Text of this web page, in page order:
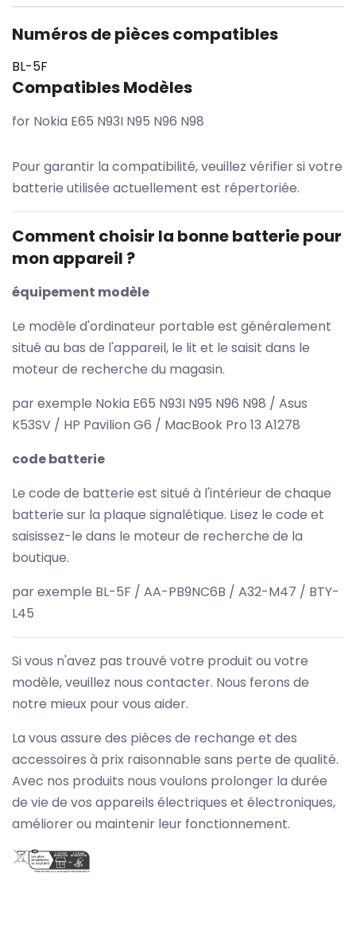
Numéros de pièces compatibles
BL-5F
Compatibles Modèles
for Nokia E65 N93I N95 N96 N98
Pour garantir la compatibilité, veuillez vérifier si votre
batterie utilisée actuellement est répertoriée.
Comment choisir la bonne batterie pour
mon appareil ?
équipement modèle
Le modèle d'ordinateur portable est généralement
situé au bas de l'appareil, le lit et le saisit dans le
moteur de recherche du magasin.
par exemple Nokia E65 N93I N95 N96 N98 / Asus
K53SV / HP Pavilion G6 / MacBook Pro 13 A1278
code batterie
Le code de batterie est situé à l'intérieur de chaque
batterie sur la plaque signalétique. Lisez le code et
saisissez-le dans le moteur de recherche de la
boutique.
par exemple BL-5F / AA-PB9NC6B / A32-M47 / BTY-
L45
Si vous n'avez pas trouvé votre produit ou votre
modèle, veuillez nous contacter. Nous ferons de
notre mieux pour vous aider.
La vous assure des pièces de rechange et des
accessoires à prix raisonnable sans perte de qualité.
Avec nos produits nous voulons prolonger la durée
de vie de vos appareils électriques et électroniques,
améliorer ou maintenir leur fonctionnement.